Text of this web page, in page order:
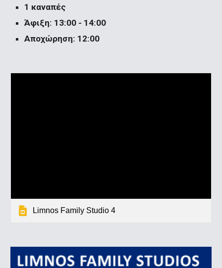
1 καναπές
Άφιξη: 13:00 - 14:00
Αποχώρηση: 12:00
Limnos Family Studio 4